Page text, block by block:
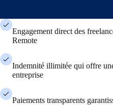
Engagement direct des
Remote
Indemnité illimitée qui offre
entreprise
Paiements transparents